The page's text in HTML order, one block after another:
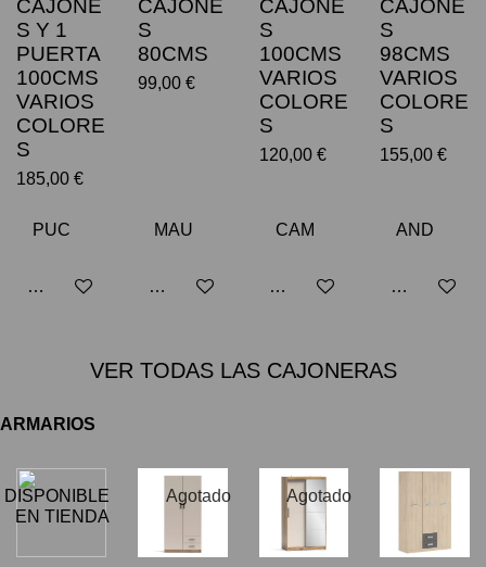
CAJONE
S Y 1
PUERTA
100CMS
VARIOS
COLORE
S
185,00 €
Añadir al carrito
CAJONE
S
80CMS
99,00 €
Añadir al carrito
CAJONE
S
100CMS
VARIOS
COLORE
S
120,00 €
Añadir al carrito
CAJONE
S
98CMS
VARIOS
COLORE
S
155,00 €
Añadir al
VER TODAS LAS CAJONERAS
ARMARIOS
DISPONIBLE
EN TIENDA
Agotado Agotado